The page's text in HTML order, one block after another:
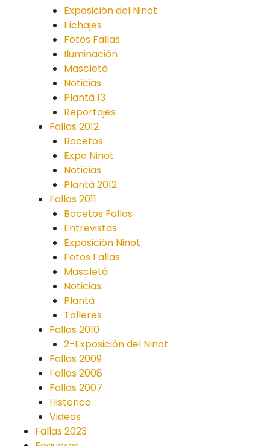
Exposición del Ninot
Fichajes
Fotos Fallas
Iluminación
Mascletà
Noticias
Plantà 13
Reportajes
Fallas 2012
Bocetos
Expo Ninot
Noticias
Plantà 2012
Fallas 2011
Bocetos Fallas
Entrevistas
Exposición Ninot
Fotos Fallas
Mascletá
Noticias
Plantà
Talleres
Fallas 2010
2-Exposición del Ninot
Fallas 2009
Fallas 2008
Fallas 2007
Historico
Videos
Fallas 2023